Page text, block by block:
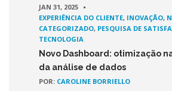
JAN 31, 2025
EXPERIÊNCIA DO CLIENTE, INOVAÇÃO,
CATEGORIZADO, PESQUISA DE
TECNOLOGIA
Novo Dashboard: otimização
da análise de dados
POR: CAROLINE BORRIELLO